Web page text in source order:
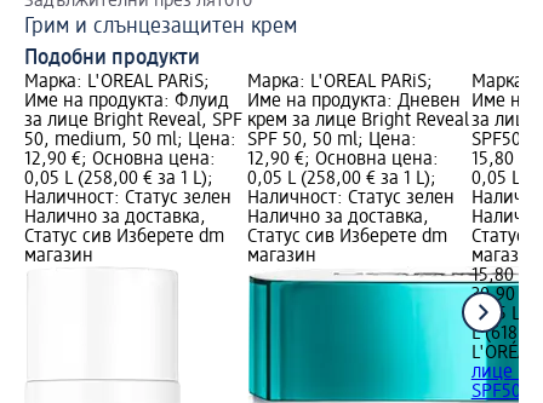
Грим и слънцезащитен крем
Подобни продукти
Марка: L'ORÉAL PARiS;
Име на продукта: Флуид
за лице Bright Reveal, SPF
50, medium, 50 ml; Цена:
12,90 €; Основна цена:
0,05 L (258,00 € за 1 L);
Наличност: Статус зелен
Налично за доставка,
Статус сив Изберете dm
магазин
Марка: L'ORÉAL PARiS;
Име на продукта: Дневен
крем за лице Bright Reveal
SPF 50, 50 ml; Цена:
12,90 €; Основна цена:
0,05 L (258,00 € за 1 L);
Наличност: Статус зелен
Налично за доставка,
Статус сив Изберете dm
магазин
Марка:
Име на
за лице
15,80 €;
0,05 L
Статус
магазин
15,80 €
30,90
0,05 L
L
L'ORÉAL
лице